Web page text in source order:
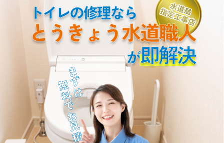
まずは
無料でお見積り！
トイレの修理なら
とうきょう水道職人
が即解決